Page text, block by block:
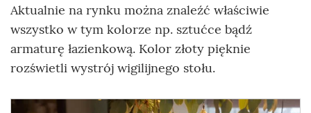
Aktualnie na rynku można znaleźć właściwie
wszystko w tym kolorze np. sztućce bądź
armaturę łazienkową. Kolor złoty pięknie
rozświetli wystrój wigilijnego stołu.